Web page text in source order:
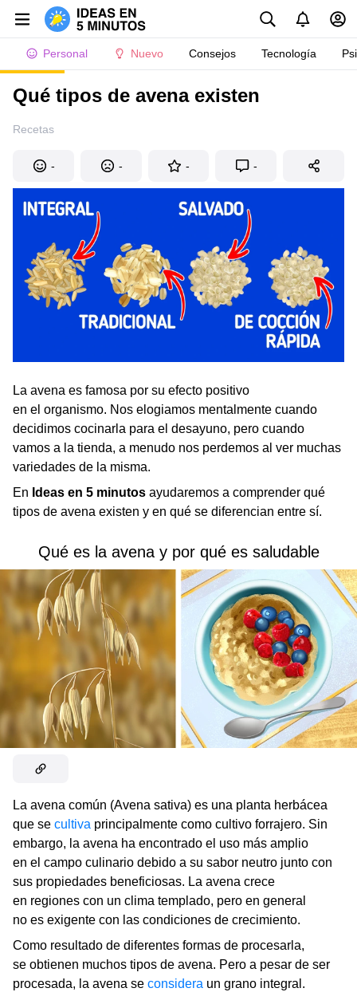
Personal Nuevo Consejos Tecnología
Qué tipos de avena existen
Recetas
- - - -
La avena es famosa por su efecto positivo
en el organismo. Nos elogiamos mentalmente cuando
decidimos cocinarla para el desayuno, pero cuando
vamos a la tienda, a menudo nos perdemos al ver muchas
variedades de la misma.
En Ideas en 5 minutos ayudaremos a comprender qué
tipos de avena existen y en qué se diferencian entre sí.
Qué es la avena y por qué es saludable
La avena común (Avena sativa) es una planta herbácea
que se cultiva principalmente como cultivo forrajero. Sin
embargo, la avena ha encontrado el uso más amplio
en el campo culinario debido a su sabor neutro junto con
sus propiedades beneficiosas. La avena crece
en regiones con un clima templado, pero en general
no es exigente con las condiciones de crecimiento.
Como resultado de diferentes formas de procesarla,
se obtienen muchos tipos de avena. Pero a pesar de ser
procesada, la avena se considera un grano integral.